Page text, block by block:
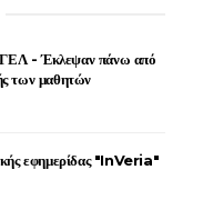
ΓΕΛ - Έκλεψαν πάνω από
των μαθητών
εφημερίδας "InVeria"